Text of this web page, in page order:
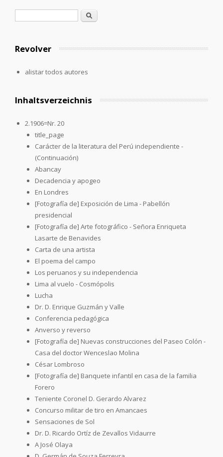
Formulario de búsqueda
Buscar
Revolver
alistar todos autores
Inhaltsverzeichnis
2.1906=Nr. 20
title_page
Carácter de la literatura del Perú independiente -
(Continuación)
Abancay
Decadencia y apogeo
En Londres
[Fotografía de] Exposición de Lima - Pabellón
presidencial
[Fotografía de] Arte fotográfico - Señora Enriqueta
Lasarte de Benavides
Carta de una artista
El poema del campo
Los peruanos y su independencia
Lima al vuelo - Cosmópolis
Lucha
Dr. D. Enrique Guzmán y Valle
Conferencia pedagógica
Anverso y reverso
[Fotografía de] Nuevas construcciones del Paseo Colón -
Casa del doctor Wenceslao Molina
César Lombroso
[Fotografía de] Banquete infantil en casa de la familia
Forero
Teniente Coronel D. Gerardo Alvarez
Concurso militar de tiro en Amancaes
Sensaciones de Sol
Dr. D. Ricardo Ortíz de Zevallos Vidaurre
A José Olaya